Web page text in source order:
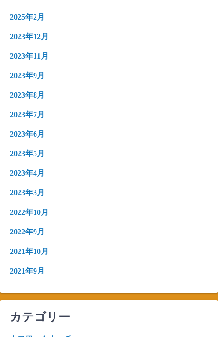
2025年2月
2023年12月
2023年11月
2023年9月
2023年8月
2023年7月
2023年6月
2023年5月
2023年4月
2023年3月
2022年10月
2022年9月
2021年10月
2021年9月
カテゴリー